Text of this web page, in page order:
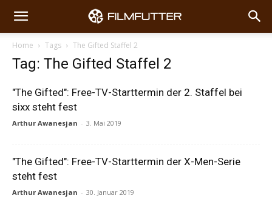
Home Tags The Gifted Staffel 2
Tag: The Gifted Staffel 2
"The Gifted": Free-TV-Starttermin der 2. Staffel bei
sixx steht fest
Arthur Awanesjan - 3. Mai 2019
"The Gifted": Free-TV-Starttermin der X-Men-Serie
steht fest
Arthur Awanesjan - 30. Januar 2019